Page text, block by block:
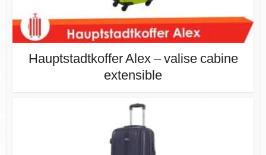
Hauptstadtkoffer Alex – valise cabine
extensible